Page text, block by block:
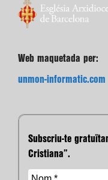
Web maquetada per:
unmon-informatic.com
Subscriu-te
Cristiana”.